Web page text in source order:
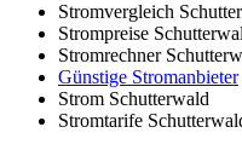
Stromvergleich
Strompreise
Stromrechner
Günstige Stromanbieter
Strom Schutterwald
Stromtarife